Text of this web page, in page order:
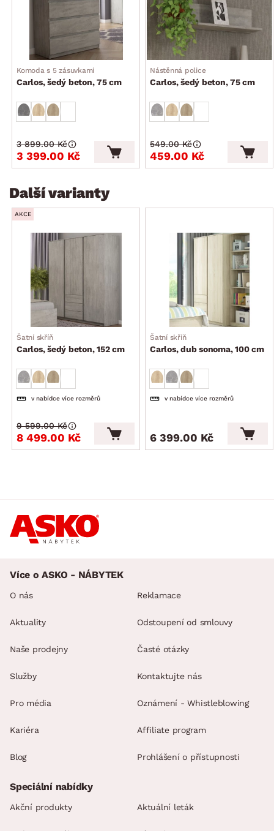
Komoda s 5 zásuvkami
Carlos, šedý beton, 75 cm
3 399.00 Kč
3 899.00 Kč
Nástěnná police
Carlos, šedý beton, 75 cm
459.00 Kč
549.00 Kč
Další varianty
AKCE
Šatní skříň
Carlos, šedý beton, 152 cm
v nabídce více rozměrů
8 499.00 Kč
9 599.00 Kč
Šatní skříň
Carlos, dub sonoma, 100 cm
v nabídce více rozměrů
6 399.00 Kč
Více o ASKO - NÁBYTEK
O nás
Aktuality
Naše prodejny
Služby
Pro média
Kariéra
Blog
Reklamace
Odstoupení od smlouvy
Časté otázky
Kontaktujte nás
Oznámení - Whistleblowing
Affiliate program
Prohlášení o přístupnosti
Speciální nabídky
Akční produkty Aktuální leták